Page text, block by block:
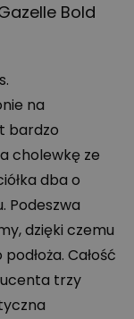
Bold
na
bardzo
cholewkę ze
dba o
Podeszwa
dzięki czemu
Całość
trzy